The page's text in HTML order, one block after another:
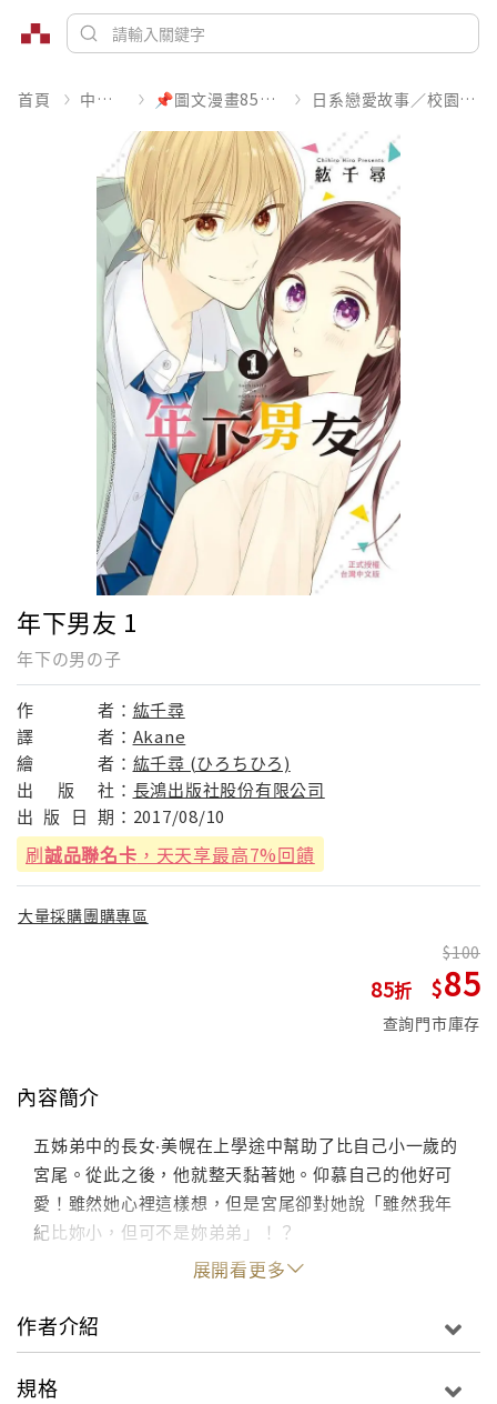
首頁 中文書 📌圖文漫畫85折起 日系戀愛故事／校園青春
年下男友 1
年下の男の子
作 者： 紘千尋
譯
者： Akane
繪
者： 紘千尋 (ひろちひろ)
出
版 社： 長鴻出版社股份有限公司
出 版 日 期： 2017/08/10
刷誠品聯名卡 ，天天享最高7%回饋
大量採購團購專區
85
100
85
查詢門市庫存
內容簡介
五姊弟中的長女‧美幌在上學途中幫助了比自己小一歲的
宮尾。從此之後，他就整天黏著她。仰慕自己的他好可
愛！雖然她心裡這樣想，但是宮尾卻對她說「雖然我年
紀比妳小，但可不是妳弟弟」！？
展開看更多
作者介紹
規格